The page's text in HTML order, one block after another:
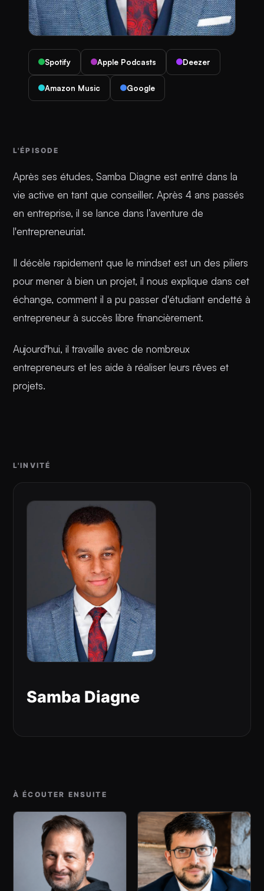
Spotify Apple Podcasts Deezer
Amazon Music Google
L'ÉPISODE
Après ses études, Samba Diagne est entré dans la
vie active en tant que conseiller. Après 4 ans passés
en entreprise, il se lance dans l’aventure de
l'entrepreneuriat.
Il décèle rapidement que le mindset est un des piliers
pour mener à bien un projet, il nous explique dans cet
échange, comment il a pu passer d'étudiant endetté à
entrepreneur à succès libre financièrement.
Aujourd'hui, il travaille avec de nombreux
entrepreneurs et les aide à réaliser leurs rêves et
projets.
L'INVITÉ
Samba Diagne
À ÉCOUTER ENSUITE